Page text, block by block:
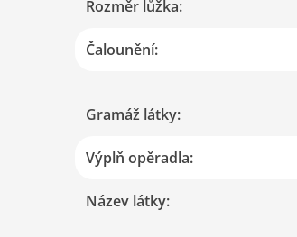
Rozměr lůžka:
Čalounění:
Gramáž látky:
Výplň opěradla:
Název látky: